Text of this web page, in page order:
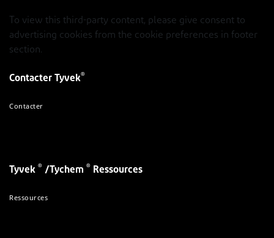
To view this third-party content, please give consent to
advertising cookies from the cookie preferences in footer
section.
Contacter Tyvek®
Contacter
Tyvek ® /Tychem ® Ressources
Ressources